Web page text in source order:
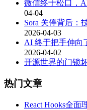
微信终于松口，
04-04
Sora 关停背后：
2026-04-03
AI 终于把手伸向
2026-04-02
开源世界的门锁
热门文章
React Hooks全面